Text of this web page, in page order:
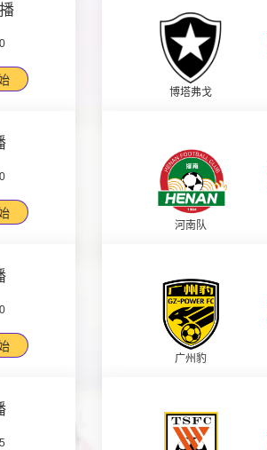
博塔弗戈
河南队
广州豹